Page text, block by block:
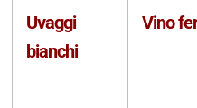
Uvaggi
bianchi
Vino